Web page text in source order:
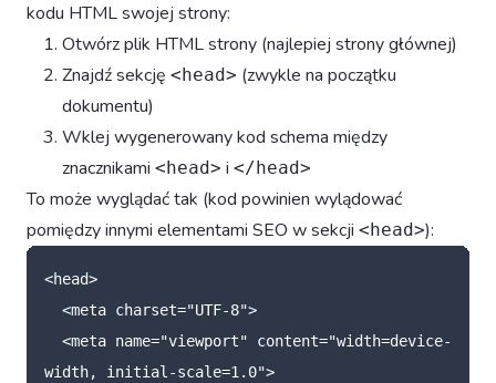
kodu HTML swojej strony:
Otwórz plik HTML strony (najlepiej strony głównej)
Znajdź sekcję <head> (zwykle na początku
dokumentu)
Wklej wygenerowany kod schema między
znacznikami <head> i </head>
To może wyglądać tak (kod powinien wylądować
pomiędzy innymi elementami SEO w sekcji <head>):
<head>
<meta charset="UTF-8">
<meta name="viewport" content="width=device-
width, initial-scale=1.0">